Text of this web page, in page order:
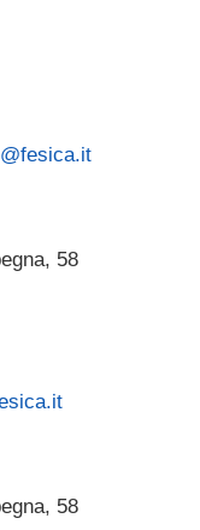
58
58